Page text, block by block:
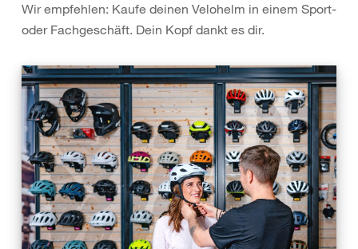
Wir empfehlen: Kaufe deinen Velohelm in einem Sport-
oder Fachgeschäft. Dein Kopf dankt es dir.